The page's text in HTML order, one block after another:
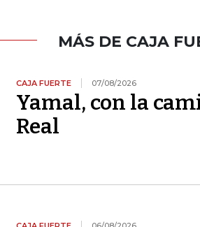
MÁS DE CAJA
CAJA FUERTE 07/08/2026
Yamal, con la
Real